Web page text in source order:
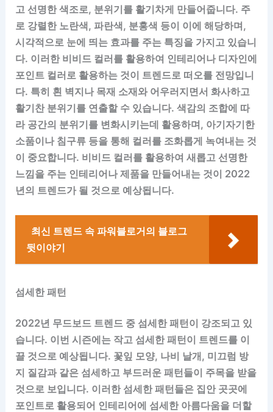
고 선명한 색조로, 분위기를 활기차게 만들어줍니다. 주
로 강렬한 노란색, 파란색, 분홍색 등이 이에 해당하며,
시각적으로 눈에 띄는 효과를 주는 특징을 가지고 있습니
다. 이러한 비비드 컬러를 활용하여 인테리어나 디자인에
포인트 컬러로 활용하는 것이 트렌드로 떠오를 전망입니
다. 특히 흰 벽지나 목재 소재와 어우러지면서 화사하고
활기찬 분위기를 연출할 수 있습니다. 색감의 조합에 따
라 공간의 분위기를 변화시키는데 활용하며, 아기자기한
소품이나 침구류 등을 통해 컬러를 조화롭게 녹여내는 것
이 중요합니다. 비비드 컬러를 활용하여 새롭고 선명한
느낌을 주는 인테리어나 제품을 만들어내는 것이 2022
년의 트렌드가 될 것으로 예상됩니다.
최신 트렌드 속 파워블로거의 블로그
뒷이야기
섬세한 패턴
2022년 무드보드 트렌드 중 섬세한 패턴이 강조되고 있
습니다. 이번 시즌에는 작고 섬세한 패턴이 트렌드를 이
끌 것으로 예상됩니다. 꽃잎 모양, 나비 날개, 미끄럼 방
지 질감과 같은 섬세하고 부드러운 패턴들이 주목을 받을
것으로 보입니다. 이러한 섬세한 패턴들은 집안 곳곳에
포인트로 활용되어 인테리어에 섬세한 아름다움을 더할